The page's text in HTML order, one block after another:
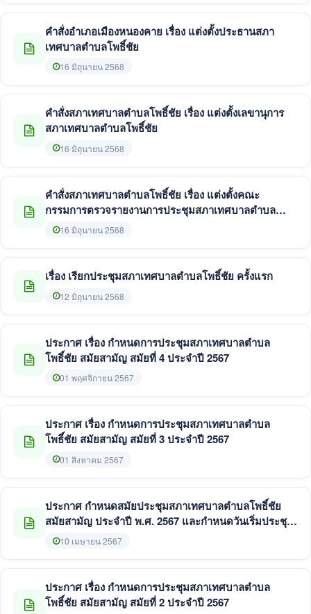
คำสั่งอำเภอเมืองหนองคาย เรื่อง แต่งตั้งประธานสภา
เทศบาลตำบลโพธิ์ชัย
16 มิถุนายน 2568
คำสั่งสภาเทศบาลตำบลโพธิ์ชัย เรื่อง แต่งตั้งเลขานุการ
สภาเทศบาลตำบลโพธิ์ชัย
16 มิถุนายน 2568
คำสั่งสภาเทศบาลตำบลโพธิ์ชัย เรื่อง แต่งตั้งคณะ
กรรมการตรวจรายงานการประชุมสภาเทศบาลตำบล
โพธิ์ชัย
16 มิถุนายน 2568
เรื่อง เรียกประชุมสภาเทศบาลตำบลโพธิ์ชัย ครั้งแรก
12 มิถุนายน 2568
ประกาศ เรื่อง กำหนดการประชุมสภาเทศบาลตำบล
โพธิ์ชัย สมัยสามัญ สมัยที่ 4 ประจำปี 2567
01 พฤศจิกายน 2567
ประกาศ เรื่อง กำหนดการประชุมสภาเทศบาลตำบล
โพธิ์ชัย สมัยสามัญ สมัยที่ 3 ประจำปี 2567
01 สิงหาคม 2567
ประกาศ กำหนดสมัยประชุมสภาเทศบาลตำบลโพธิ์ชัย
สมัยสามัญ ประจำปี พ.ศ. 2567 และกำหนดวันเริ่มประชุม
สมัยสามัญ สมัยแรก ประจำปี พ.ศ. 2568
10 เมษายน 2567
ประกาศ เรื่อง กำหนดการประชุมสภาเทศบาลตำบล
โพธิ์ชัย สมัยสามัญ สมัยที่ 2 ประจำปี 2567